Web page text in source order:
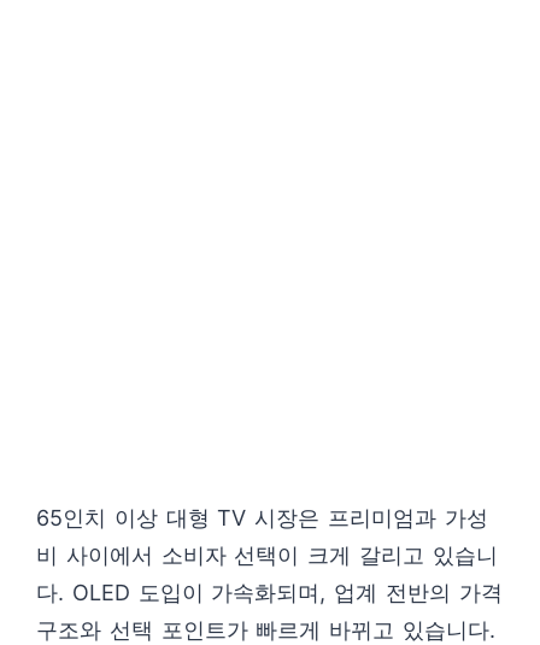
65인치 이상 대형 TV 시장은 프리미엄과 가성
비 사이에서 소비자 선택이 크게 갈리고 있습니
다. OLED 도입이 가속화되며, 업계 전반의 가격
구조와 선택 포인트가 빠르게 바뀌고 있습니다.